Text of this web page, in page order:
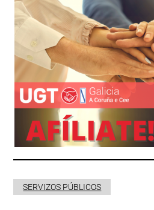
SERVIZOS PÚBLICOS